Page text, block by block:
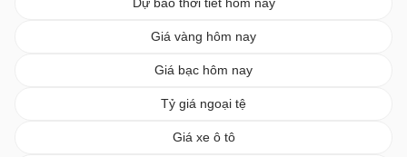
Giá vàng hôm nay
Giá bạc hôm nay
Tỷ giá ngoại tệ
Giá xe ô tô